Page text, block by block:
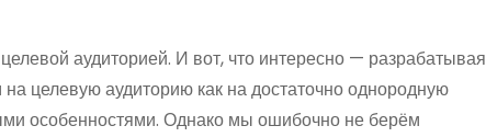
аудиторией. И вот, что интересно — разрабатывая
целевую аудиторию как на достаточно однородную
особенностями. Однако мы ошибочно не берём